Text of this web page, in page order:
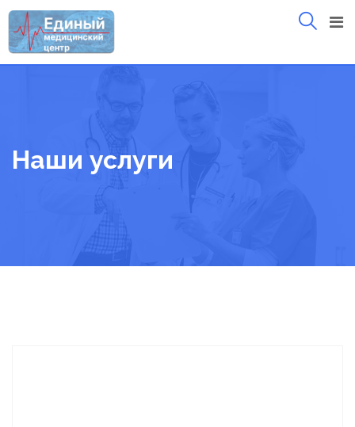
Skip
to
content
Наши услуги